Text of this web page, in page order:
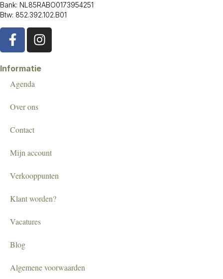
Bank: NL85RABO0173954251
Btw: 852.392.102.B01
Informatie
Agenda
Over ons
Contact
Mijn account
Verkooppunten
Klant worden?
Vacatures
Blog
Algemene voorwaarden